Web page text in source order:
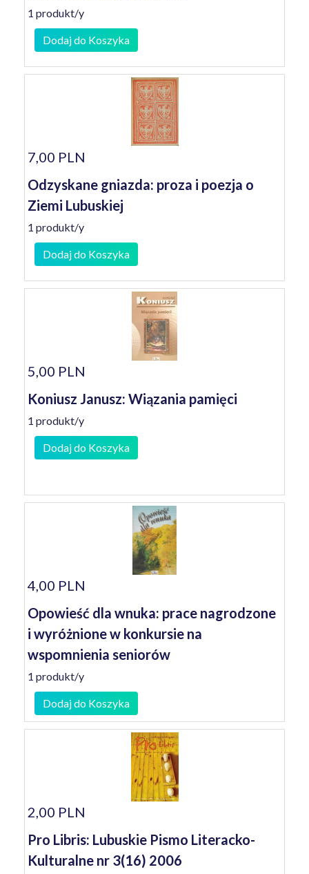
1 produkt/y
Dodaj do Koszyka
7,00 PLN
Odzyskane gniazda: proza i poezja o
Ziemi Lubuskiej
1 produkt/y
Dodaj do Koszyka
5,00 PLN
Koniusz Janusz: Wiązania pamięci
1 produkt/y
Dodaj do Koszyka
4,00 PLN
Opowieść dla wnuka: prace nagrodzone
i wyróżnione w konkursie na
wspomnienia seniorów
1 produkt/y
Dodaj do Koszyka
2,00 PLN
Pro Libris: Lubuskie Pismo Literacko-
Kulturalne nr 3(16) 2006